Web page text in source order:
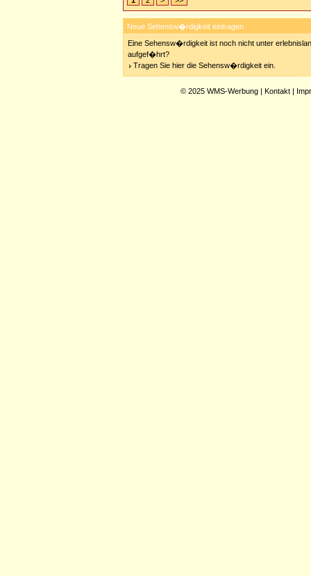
Neue Sehensw�rdigkeit eintragen
Eine Sehensw�rdigkeit ist noch nicht unter
aufgef�hrt?
Tragen Sie hier die Sehensw�rdigkeit ein.
© 2025 WMS-Werbung | Kontakt |